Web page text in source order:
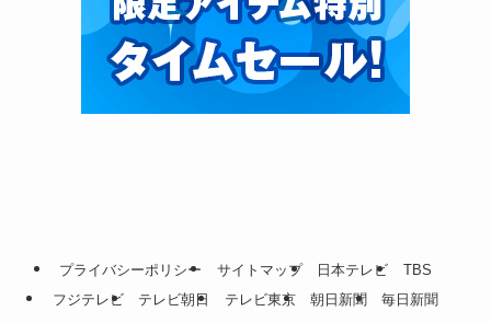
プライバシーポリシー サイトマップ 日本テレビ
TBS
フジテレビ
テレビ朝日 テレビ東京 朝日新聞
毎日新聞